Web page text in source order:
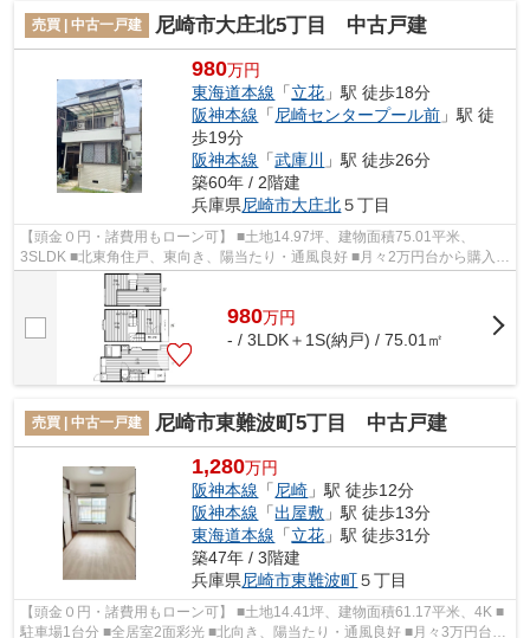
売買 | 中古一戸建 尼崎市大庄北5丁目 中古戸建
980万円
東海道本線 「立花 」駅 徒歩18分
阪神本線 「 尼崎センタープール前 」駅 徒
歩19分
阪神本線 「武庫川
」駅 徒歩26分
築60年 / 2階建
兵庫県尼崎市大庄北５丁目
【頭金０円・諸費用もローン可】 ■土地14.97坪、建物面積75.01平米、
3SLDK ■北東角住戸、東向き、陽当たり・通風良好 ■月々2万円台から購入可
能 ■即日内覧可能 ■浜田小学校徒歩6分、...
980万円
- / 3LDK＋1S(納戸) / 75.01㎡
売買 | 中古一戸建 尼崎市東難波町5丁目 中古戸建
1,280万円
阪神本線 「尼崎 」駅 徒歩12分
阪神本線 「出屋敷 」駅 徒歩13分
東海道本線 「立花 」駅 徒歩31分
築47年 / 3階建
兵庫県尼崎市東難波町５丁目
【頭金０円・諸費用もローン可】 ■土地14.41坪、建物面積61.17平米、4K ■
駐車場1台分 ■全居室2面彩光 ■北向き、陽当たり・通風良好 ■月々3万円台か